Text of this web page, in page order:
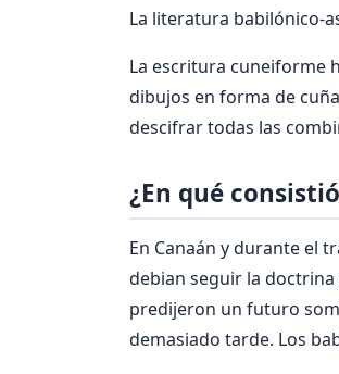
La literatura babilónico-
La escritura cuneiforme
dibujos en forma de
descifrar todas las
¿En qué
En Canaán y durante el
debian seguir la
predijeron un futuro
demasiado tarde. Los